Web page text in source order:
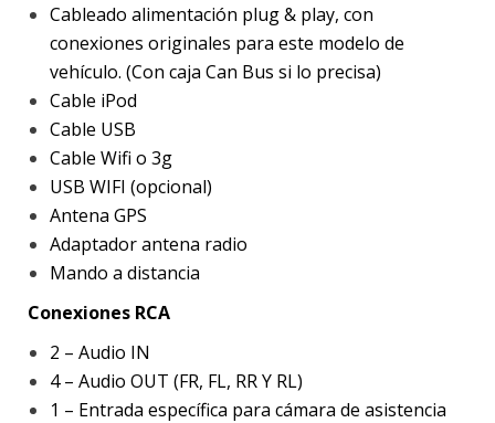
Cableado alimentación plug & play, con
conexiones originales para este modelo de
vehículo. (Con caja Can Bus si lo precisa)
Cable iPod
Cable USB
Cable Wifi o 3g
USB WIFI (opcional)
Antena GPS
Adaptador antena radio
Mando a distancia
Conexiones RCA
2 – Audio IN
4 – Audio OUT (FR, FL, RR Y RL)
1 – Entrada específica para cámara de asistencia